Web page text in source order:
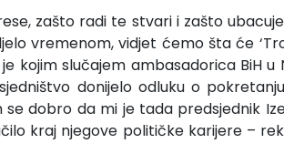
zašto radi te stvari i zašto
vremenom, vidjet ćemo šta će
kojim slučajem ambasadorica BiH u
donijelo odluku o
se dobro da mi je tada predsjednik
kraj njegove političke karijere –